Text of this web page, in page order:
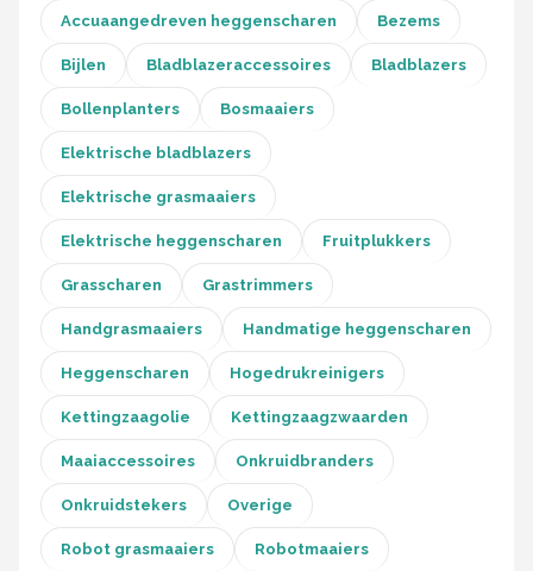
Accuaangedreven heggenscharen Bezems
Bijlen Bladblazeraccessoires Bladblazers
Bollenplanters Bosmaaiers
Elektrische bladblazers
Elektrische grasmaaiers
Elektrische heggenscharen Fruitplukkers
Grasscharen Grastrimmers
Handgrasmaaiers Handmatige heggenscharen
Heggenscharen Hogedrukreinigers
Kettingzaagolie Kettingzaagzwaarden
Maaiaccessoires Onkruidbranders
Onkruidstekers Overige
Robot grasmaaiers Robotmaaiers